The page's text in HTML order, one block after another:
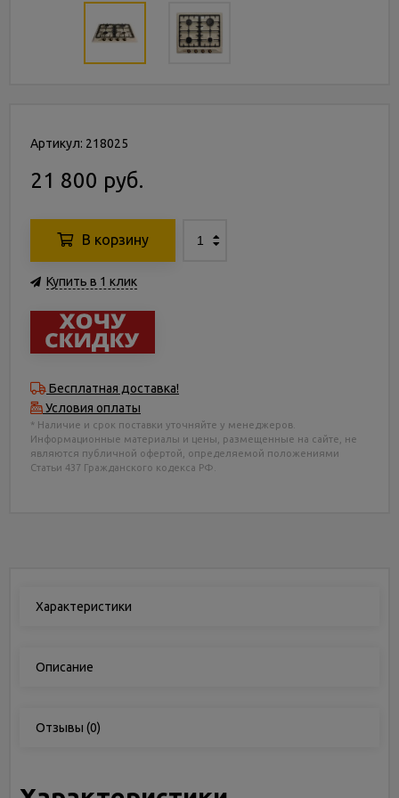
Артикул: 218025
21 800 руб.
В корзину
Купить в 1 клик
Бесплатная доставка!
Условия оплаты
* Наличие и срок поставки уточняйте у менеджеров.
Информационные материалы и цены, размещенные на сайте, не
являются публичной офертой, определяемой положениями
Статьи 437 Гражданского кодекса РФ.
Характеристики
Описание
Отзывы (0)